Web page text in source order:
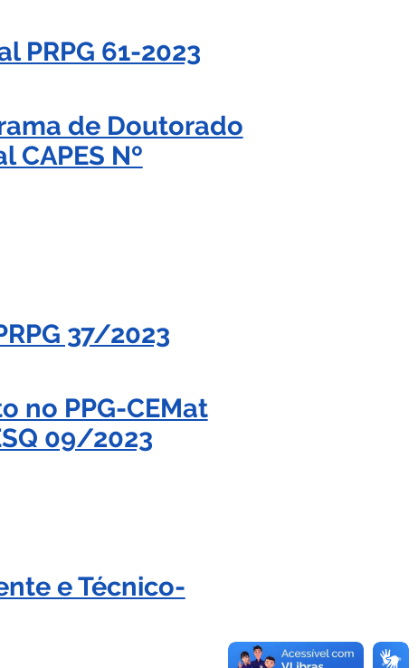
PRPG 61-2023
de Doutorado
CAPES Nº
37/2023
no PPG-CEMat
09/2023
e Técnico-